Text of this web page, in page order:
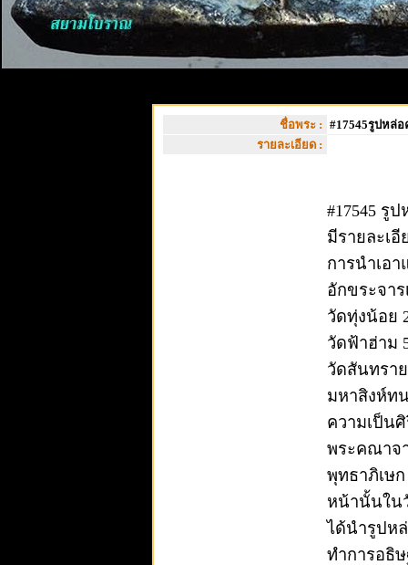
ชื่อพระ : #17545รูปหล่
รายละเอียด :
#17545 รู
มีรายละเ
การนำเอ
อักขระจา
วัดทุ่งน้อย
วัดฟ้าฮ่าม
วัดสันทรา
มหาสิงห์ท
ความเป็น
พระคณาจ
พุทธาภิเษ
หน้านั้นใน
ได้นำรูปห
ทำการอธิ